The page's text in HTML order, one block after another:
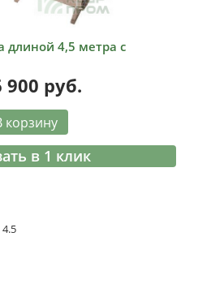
длиной 4,5 метра с
900 руб.
корзину
в 1 клик
4.5